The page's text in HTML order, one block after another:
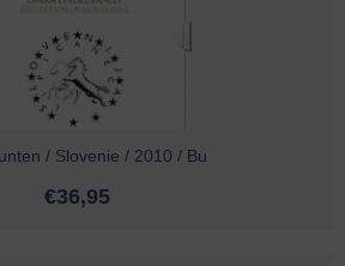
/ Slovenie / 2010 / Bu
€36,95